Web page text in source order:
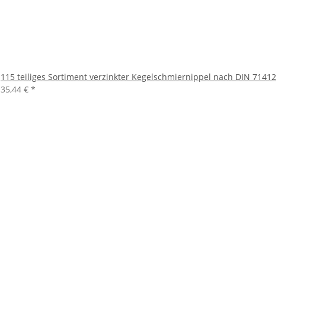
115 teiliges Sortiment verzinkter Kegelschmiernippel nach DIN 71412
35,44 € *